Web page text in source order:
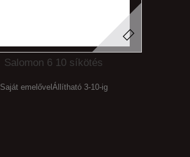
Salomon 6 10 síkötés
Saját emelővelÁllítható 3-10-ig